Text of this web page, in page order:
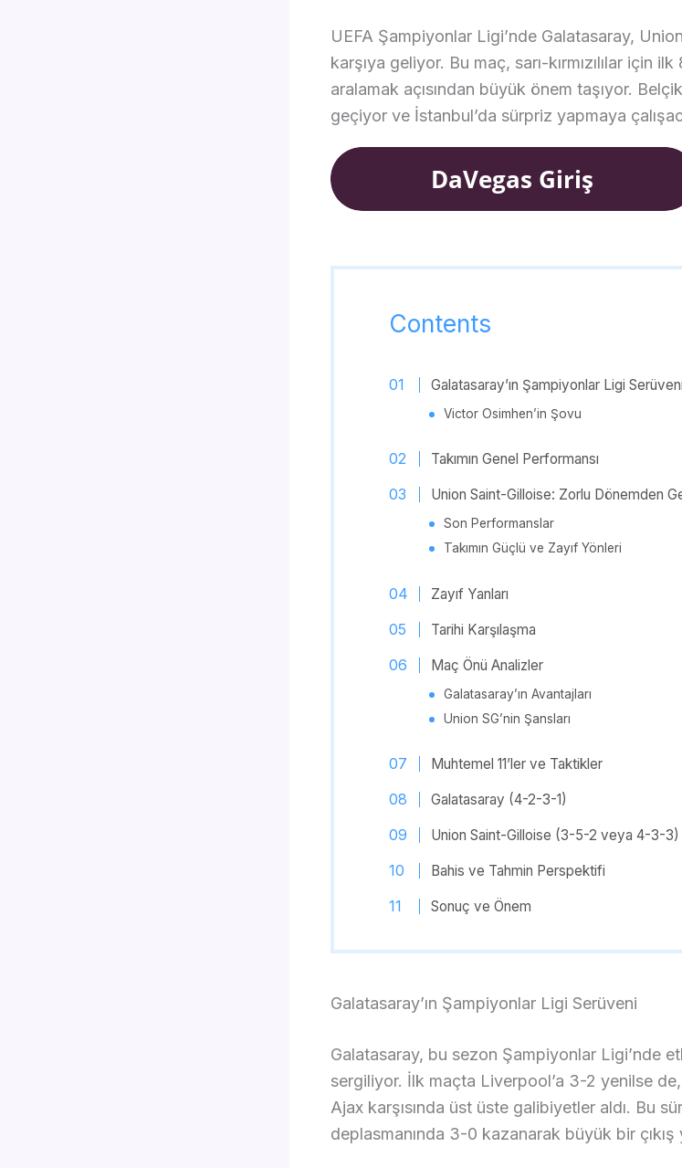
UEFA Şampiyonlar Ligi’nde Galatasaray,
karşıya geliyor. Bu maç, sarı-kırmızılılar için ilk
aralamak açısından büyük önem taşıyor.
geçiyor ve İstanbul’da sürpriz yapmaya
Contents
Galatasaray’ın Şampiyonlar Ligi Serüveni
Victor Osimhen’in Şovu
Takımın Genel Performansı
Union Saint-Gilloise: Zorlu Dönemden
Son Performanslar
Takımın Güçlü ve Zayıf Yönleri
Zayıf Yanları
Tarihi Karşılaşma
Maç Önü Analizler
Galatasaray’ın Avantajları
Union SG’nin Şansları
Muhtemel 11’ler ve Taktikler
Galatasaray (4-2-3-1)
Union Saint-Gilloise (3-5-2 veya 4-3-3)
Bahis ve Tahmin Perspektifi
Sonuç ve Önem
Galatasaray’ın Şampiyonlar Ligi Serüveni
Galatasaray, bu sezon Şampiyonlar Ligi’nde
sergiliyor. İlk maçta Liverpool’a 3-2 yenilse
Ajax karşısında üst üste galibiyetler aldı. Bu
deplasmanında 3-0 kazanarak büyük bir çıkış